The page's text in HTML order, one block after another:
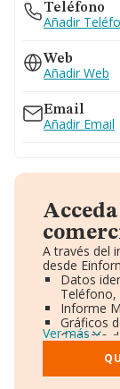
Teléfono
Añadir
Web
Añadir Web
Email
Añadir Email
A través del
desde
Datos
Teléfono,
Informe
Gráficos
Consejo
Ver más